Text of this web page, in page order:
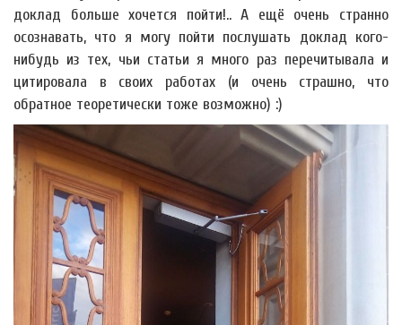
доклад больше хочется пойти!.. А ещё очень странно
осознавать, что я могу пойти послушать доклад кого-
нибудь из тех, чьи статьи я много раз перечитывала и
цитировала в своих работах (и очень страшно, что
обратное теоретически тоже возможно) :)